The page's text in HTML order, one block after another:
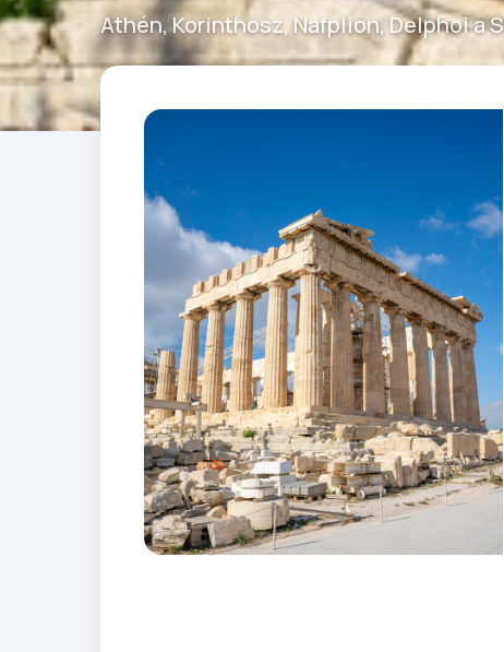
Athén, Korinthosz, Nafplion, Delphoi a